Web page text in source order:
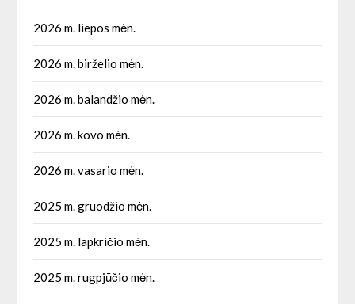
2026 m. liepos mėn.
2026 m. birželio mėn.
2026 m. balandžio mėn.
2026 m. kovo mėn.
2026 m. vasario mėn.
2025 m. gruodžio mėn.
2025 m. lapkričio mėn.
2025 m. rugpjūčio mėn.